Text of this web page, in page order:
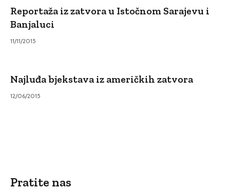
Reportaža iz zatvora u Istočnom Sarajevu i
Banjaluci
11/11/2015
Najluđa bjekstava iz američkih zatvora
12/06/2015
Pratite nas